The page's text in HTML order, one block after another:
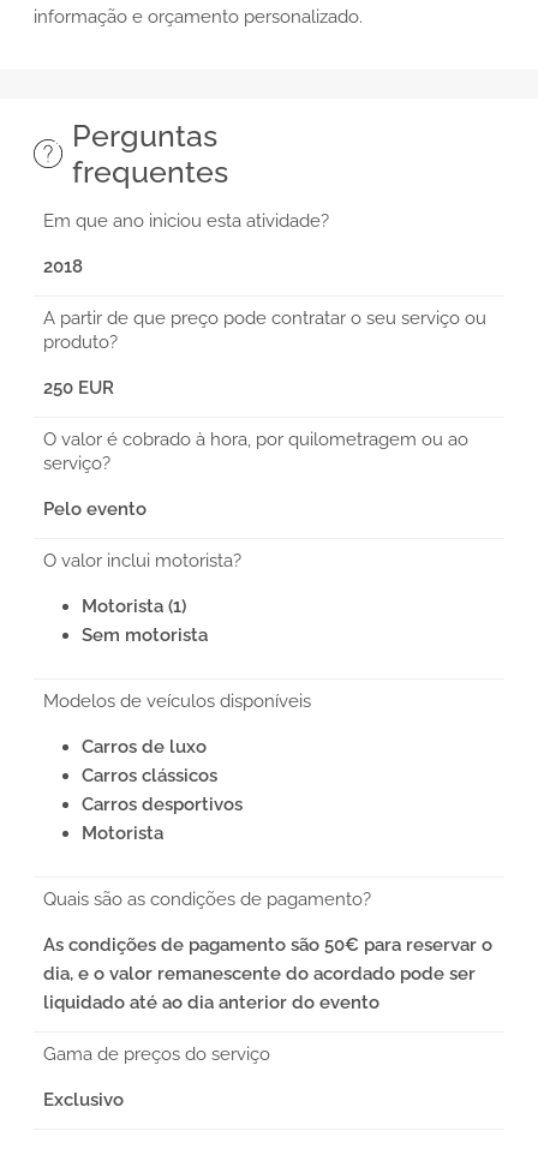
informação e orçamento personalizado.
Perguntas
frequentes
Em que ano iniciou esta atividade?
2018
A partir de que preço pode contratar o seu serviço ou
produto?
250 EUR
O valor é cobrado à hora, por quilometragem ou ao
serviço?
Pelo evento
O valor inclui motorista?
Motorista (1)
Sem motorista
Modelos de veículos disponíveis
Carros de luxo
Carros clássicos
Carros desportivos
Motorista
Quais são as condições de pagamento?
As condições de pagamento são 50€ para reservar o
dia, e o valor remanescente do acordado pode ser
liquidado até ao dia anterior do evento
Gama de preços do serviço
Exclusivo